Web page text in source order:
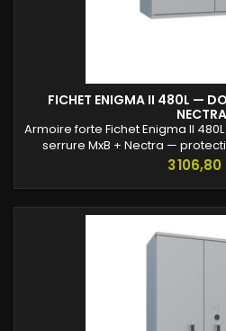
FICHET ENIGMA II 480L —
NECTRA
Armoire forte Fichet Enigma II
serrure MxB + Nectra —
archives
Prix
3